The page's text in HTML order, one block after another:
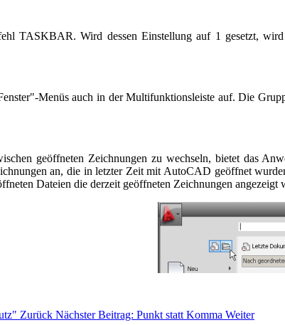
TASKBAR. Wird dessen Einstellung auf 1 gesetzt,
Menüs auch in der Multifunktionsleiste auf. Die
geöffneten Zeichnungen zu wechseln, bietet das
an, die in letzter Zeit mit AutoCAD geöffnet
Dateien die derzeit geöffneten Zeichnungen
Zurück Nächster Beitrag: Punkt statt Komma Weiter